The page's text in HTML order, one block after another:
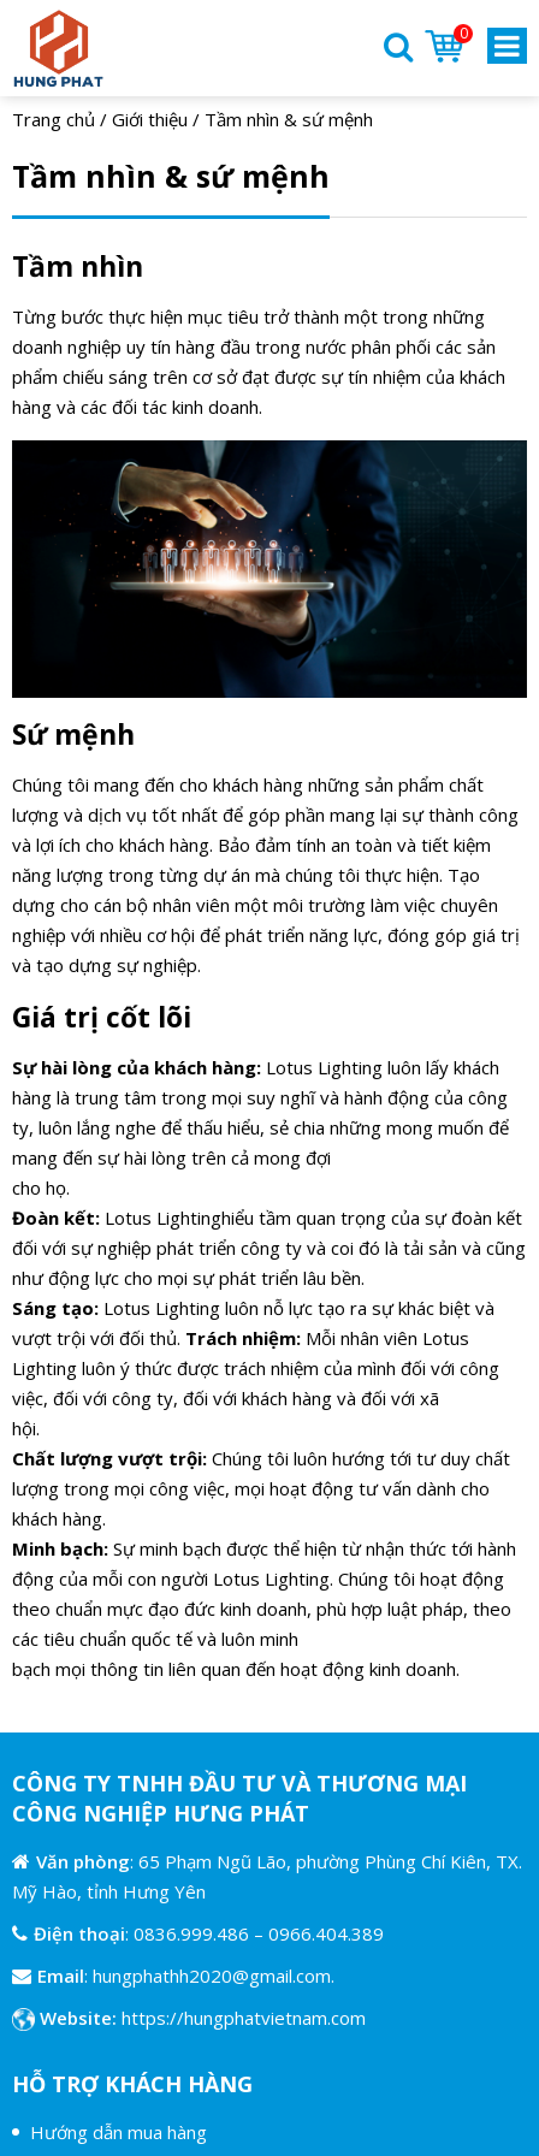
0
Trang chủ / Giới thiệu / Tầm nhìn & sứ mệnh
Tầm nhìn & sứ mệnh
Tầm nhìn
Từng bước thực hiện mục tiêu trở thành một trong những
doanh nghiệp uy tín hàng đầu trong nước phân phối các sản
phẩm chiếu sáng trên cơ sở đạt được sự tín nhiệm của khách
hàng và các đối tác kinh doanh.
Sứ mệnh
Chúng tôi mang đến cho khách hàng những sản phẩm chất
lượng và dịch vụ tốt nhất để góp phần mang lại sự thành công
và lợi ích cho khách hàng. Bảo đảm tính an toàn và tiết kiệm
năng lượng trong từng dự án mà chúng tôi thực hiện. Tạo
dựng cho cán bộ nhân viên một môi trường làm việc chuyên
nghiệp với nhiều cơ hội để phát triển năng lực, đóng góp giá trị
và tạo dựng sự nghiệp.
Giá trị cốt lõi
Sự hài lòng của khách hàng: Lotus Lighting luôn lấy khách
hàng là trung tâm trong mọi suy nghĩ và hành động của công
ty, luôn lắng nghe để thấu hiểu, sẻ chia những mong muốn để
mang đến sự hài lòng trên cả mong đợi
cho họ.
Đoàn kết: Lotus Lightinghiểu tầm quan trọng của sự đoàn kết
đối với sự nghiệp phát triển công ty và coi đó là tải sản và cũng
như động lực cho mọi sự phát triển lâu bền.
Sáng tạo: Lotus Lighting luôn nỗ lực tạo ra sự khác biệt và
vượt trội với đối thủ. Trách nhiệm: Mỗi nhân viên Lotus
Lighting luôn ý thức được trách nhiệm của mình đối với công
việc, đối với công ty, đối với khách hàng và đối với xã
hội.
Chất lượng vượt trội: Chúng tôi luôn hướng tới tư duy chất
lượng trong mọi công việc, mọi hoạt động tư vấn dành cho
khách hàng.
Minh bạch: Sự minh bạch được thể hiện từ nhận thức tới hành
động của mỗi con người Lotus Lighting. Chúng tôi hoạt động
theo chuẩn mực đạo đức kinh doanh, phù hợp luật pháp, theo
các tiêu chuẩn quốc tế và luôn minh
bạch mọi thông tin liên quan đến hoạt động kinh doanh.
CÔNG TY TNHH ĐẦU TƯ VÀ THƯƠNG MẠI
CÔNG NGHIỆP HƯNG PHÁT
Văn phòng: 65 Phạm Ngũ Lão, phường Phùng Chí Kiên, TX.
Mỹ Hào, tỉnh Hưng Yên
Điện thoại: 0836.999.486 – 0966.404.389
Email: hungphathh2020@gmail.com.
Website: https://hungphatvietnam.com
HỖ TRỢ KHÁCH HÀNG
Hướng dẫn mua hàng